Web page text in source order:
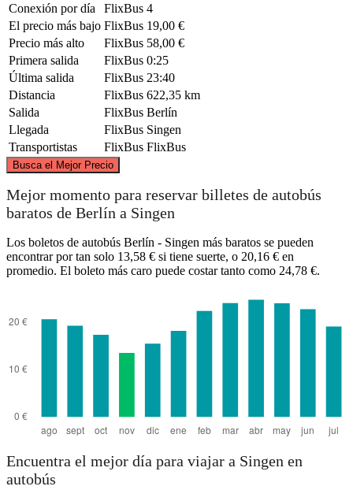
Conexión por día
FlixBus 4
El precio más bajo FlixBus 19,00 €
Precio más alto
FlixBus 58,00 €
Primera salida
FlixBus 0:25
Última salida
FlixBus 23:40
Distancia
FlixBus 622,35 km
Salida
FlixBus Berlín
Llegada
FlixBus Singen
Transportistas
FlixBus FlixBus
Busca el Mejor Precio
Singen, BW
©
Mejor momento para reservar billetes de autobús
baratos de Berlín a Singen
Los boletos de autobús Berlín - Singen más baratos se pueden
encontrar por tan solo 13,58 € si tiene suerte, o 20,16 € en
promedio. El boleto más caro puede costar tanto como 24,78 €.
Encuentra el mejor día para viajar a Singen en
autobús